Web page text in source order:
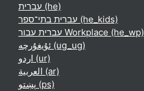
עברית ‎(he)‎
עברית בתי־ספר ‎(he_kids)‎
עברית עבור Workplace ‎(he_wp)‎
ئۇيغۇرچە ‎(ug_ug)‎
اردو ‎(ur)‎
العربية ‎(ar)‎
پښتو ‎(ps)‎